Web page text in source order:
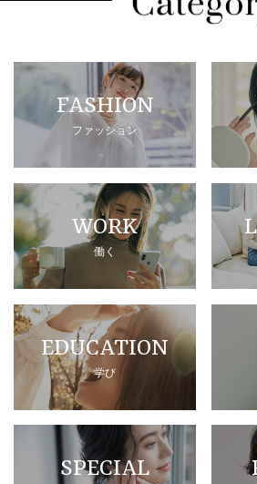
FASHION
ファッション
WORK
働く
EDUCATION
学び
SPECIAL